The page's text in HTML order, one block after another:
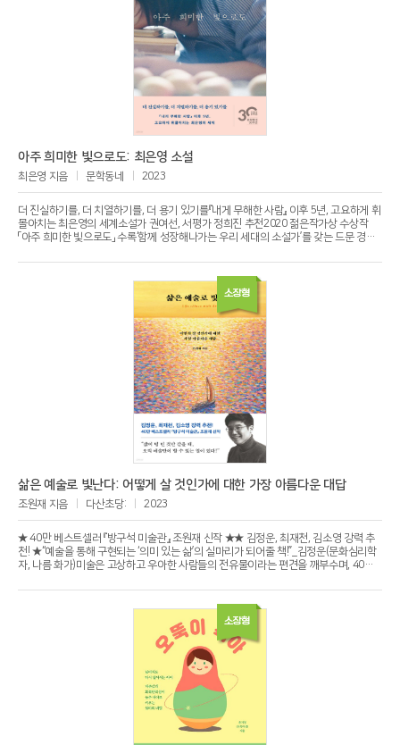
아주 희미한 빛으로도: 최은영 소설
최은영 지음 문학동네 2023
더 진실하기를, 더 치열하기를, 더 용기 있기를『내게 무해한 사람』 이후 5년, 고요하게 휘
몰아치는 최은영의 세계소설가 권여선, 서평가 정희진 추천2020 젊은작가상 수상작
「아주 희미한 빛으로도」 수록‘함께 성장해나가는 우리 세대의 소설가’를 갖는 드문 경험
세번째 소설집 『아주 희미한 빛으로도』가 출간되었다. 올해로 데뷔 10년을 맞이하는 최
은영은 그간 만남과 헤어짐을 거듭하는 인물의 내밀하고 미세한 감정을 투명하게 비추
며 우리의 사적인 관계 맺기가 어떻게 사회적인 맥락을 얻는지를 고찰하고(『쇼코의 미
소』, 2016), 지난 시절을 끈질기게 떠올리는 인물을 통해 기억을 마주하는 일이 어떻게
재생과 회복의 과정이 될 수 있는지를 살피며(『내게 무해한 사람』, 2018), 4대에 걸친 인
물들의 삶의 궤적을 따라감으로써 과거에서 현재를 향해 쓰이는 종적인 연대기(年代記)
가 어떻게 인물들을 수평적 관계에 위치시키며 횡적인 연대기(連帶記)로 나아가는지를
그려왔다(『밝은 밤』, 2021). 이전 작품들에 담긴 문제의식을 한층 더 깊고 날카로운 시선
으로 이어나가는 이번 소설집은 작가가 처음 작품활동을 시작했을 때 품은 마음이 지금
의 관점에서 어떻게 이어지는지 보여줌으로써 “깊어지는 것과 넓어지는 것이 문학에서
는 서로 다른 말이 아니라는 것”(한국일보문학상 심사평)을 감동적으로 증명해낸다.『아
주 희미한 빛으로도』에 담긴 7편의 중단편은 조곤조곤 이야기를 시작하다가도 어느 순
간 이야기의 부피를 키우면서 우리를 뜨거운 열기 한가운데로 이끄는 몰입력과 호소력
이 돋보인다. “너라면 어땠을 것 같아. 네가 나였다면 그 순간 어떻게 했을 것 같니”(「답
신」, 170쪽)라고 묻는 최은영의 소설은 소설 바깥의 우리를 적극적으로 소설 속으로 끌
어들이면서 때로는 직장생활을 하다 다시 대학에 입학한 인물이 충만한 기쁨과 예상치
못한 어려움을 느끼는 강의실로(「아주 희미한 빛으로도」), 때로는 동갑내기 인턴과 함께
카풀을 하면서 그전과는 전혀 다른 방식의 대화를 하게 되는 자동차 안으로(「일 년」), 때
로는 자기 존재를 증명하기 위해 스스로를 몰아붙여온 인물의 외로운 옆자리로(「이모에
게」) 우리를 데려가 그들과 함께 한 시절을 겪어내게 한다. 그리고 그들과 함께하는 시간
을 통해 우리에게 “마음이, 당신과 아무런 관계도 없는 사람들의 마음에 붙을 수 있다는
것”(「몫」, 66쪽)을 일러준다. 그것이 최은영의 이번 소설집에서 강력하게 작동하는 힘이
자 지금 우리에게 가장 절실한 힘인 다른 사람에 대한 상상력일 것이다.
소장형
삶은 예술로 빛난다: 어떻게 살 것인가에 대한 가장 아름다운 대답
조원재 지음 다산초당: 2023
★ 40만 베스트셀러 『방구석 미술관』 조원재 신작 ★★ 김정운, 최재천, 김소영 강력 추
천! ★“예술을 통해 구현되는 ‘의미 있는 삶’의 실마리가 되어줄 책!”_김정운(문화심리학
자, 나름 화가)미술은 고상하고 우아한 사람들의 전유물이라는 편견을 깨부수며, 40만
인문×예술 교양서 『삶은 예술로 빛난다』로 돌아왔다. 약 3년 만의 신작이다. 전작이 예술
가의 삶과 작품에 초점을 두었다면, 이번 책에서는 예술을 매개로 ‘어떻게 살 것인가’를
이야기한다. 저자는 우리가 예술로부터 진정 얻어야 하는 것은 예술 지식이 아닌, 삶의
지혜라고 말한다. 매일 반복되는 지겨운 삶을 어떻게 바라보아야 하는지, 평범한 일상을
특별하게 만드는 비밀은 무엇인지, 우리가 노력 없이도 가질 수 있는 천부적인 재능은
무엇인지, 자기 자신으로 산다는 건 어떤 의미인지 등에 대해 탐색해 나간다. 획일화된
기준으로 쓸모와 효용가치로만 판단되는 사회, 각박하고 메마른 세상. 오직 예술만이 할
수 있는 일이 있다. 삶을 예술로 빛나게 할 27번의 지적 여정에 독자를 초대한다.
소장형